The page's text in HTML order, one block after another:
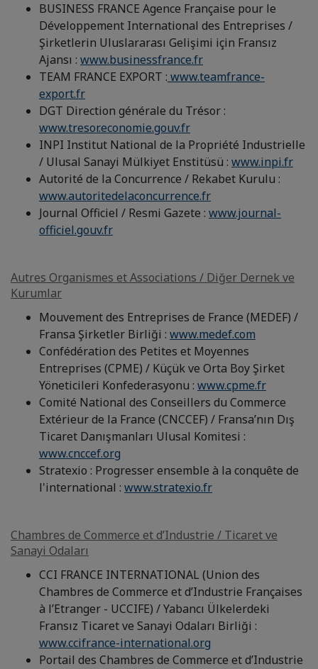
BUSINESS FRANCE Agence Française pour le
Développement International des Entreprises /
Şirketlerin Uluslararası Gelişimi için Fransız
Ajansı : www.businessfrance.fr
TEAM FRANCE EXPORT : www.teamfrance-
export.fr
DGT Direction générale du Trésor :
www.tresor.economie.gouv.fr
INPI Institut National de la Propriété Industrielle
/ Ulusal Sanayi Mülkiyet Enstitüsü : www.inpi.fr
Autorité de la Concurrence / Rekabet Kurulu :
www.autoritedelaconcurrence.fr
Journal Officiel / Resmi Gazete : www.journal-
officiel.gouv.fr
Autres Organismes et Associations / Diğer Dernek ve
Kurumlar
Mouvement des Entreprises de France (MEDEF) /
Fransa Şirketler Birliği : www.medef.com
Confédération des Petites et Moyennes
Entreprises (CPME) / Küçük ve Orta Boy Şirket
Yöneticileri Konfederasyonu : www.cpme.fr
Comité National des Conseillers du Commerce
Extérieur de la France (CNCCEF) / Fransa’nın Dış
Ticaret Danışmanları Ulusal Komitesi :
www.cnccef.org
Stratexio : Progresser ensemble à la conquête de
l'international : www.stratexio.fr
Chambres de Commerce et d’Industrie / Ticaret ve
Sanayi Odaları
CCI FRANCE INTERNATIONAL (Union des
Chambres de Commerce et d’Industrie Françaises
à l’Etranger - UCCIFE) / Yabancı Ülkelerdeki
Fransız Ticaret ve Sanayi Odaları Birliği :
www.ccifrance-international.org
Portail des Chambres de Commerce et d’Industrie